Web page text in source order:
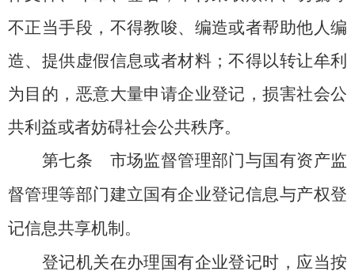
不正当手段，不得教唆、编造或者帮助他人编
造、提供虚假信息或者材料；不得以转让牟利
为目的，恶意大量申请企业登记，损害社会公
共利益或者妨碍社会公共秩序。
第七条 市场监督管理部门与国有资产监
督管理等部门建立国有企业登记信息与产权登
记信息共享机制。
登记机关在办理国有企业登记时，应当按